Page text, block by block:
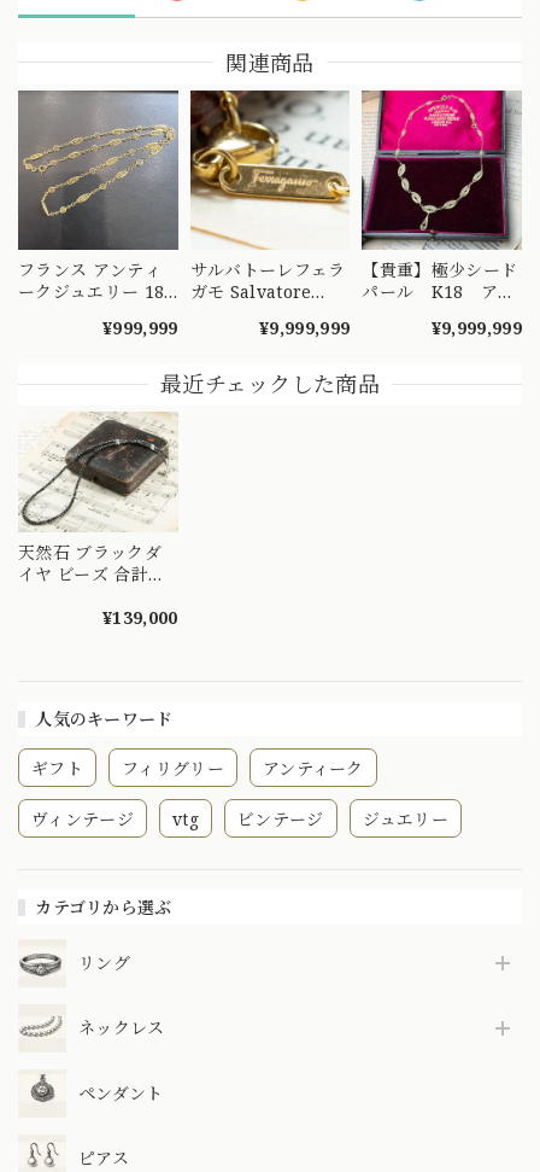
人気のキーワード
ギフト フィリグリー アンティーク
ヴィンテージ vtg ビンテージ ジュエリー
カテゴリから選ぶ
リング
ネックレス
ペンダント
ピアス
関連商品
フランス アンティ
ークジュエリー 18
リーチェーン ネッ
DRN00090 S
¥999,999
サルバトーレフェラ
ガモ Salvatore
in Italy K18 750 ヴ
チェーン ネックレ
ス 70cm
¥9,999,999
【貴重】極少シード
パール K18 アン
ー ネックレス
小さな奇跡の連なり
が、時を超えて貴女
¥9,999,999
最近チェックした商品
天然石 ブラックダ
イヤ ビーズ 合計
40~45cm アジャス
イヤの輝き〜
MN00251
¥139,000